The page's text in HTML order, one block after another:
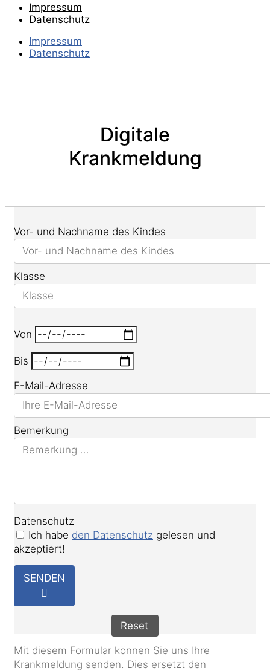
Impressum
Datenschutz
Impressum
Datenschutz
Digitale
Krankmeldung
Vor- und Nachname des Kindes
Klasse
Von
Bis
E-Mail-Adresse
Bemerkung
Datenschutz
Ich habe den Datenschutz gelesen und
akzeptiert!
SENDEN
Reset
Mit diesem Formular können Sie uns Ihre
Krankmeldung senden. Dies ersetzt den